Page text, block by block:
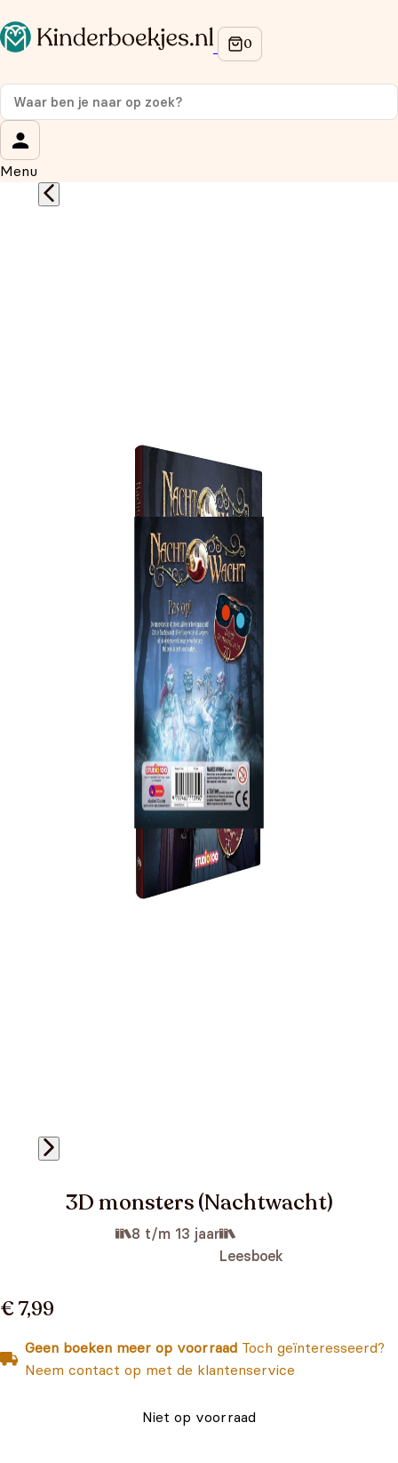
Menu
3D monsters (Nachtwacht)
8 t/m 13 jaar
Leesboek
€ 7,99
Geen boeken meer op voorraad Toch geïnteresseerd?
Neem contact op met de klantenservice
Niet op voorraad
Op de hoogte blijven van onze acties?
Meld je aan voor onze nieuwsbrief en ontvang
korting
Wat is je voornaam?
Wat is je e-mailadres?